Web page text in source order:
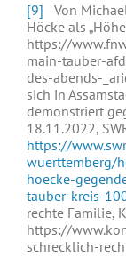
[9] Von
Höcke als
https://
main-tauber-
des-abends-
sich in
demonstriert
18.11.2022,
https://
wuerttemberg/
hoecke-
tauber-kreis-
rechte Familie,
https://
schrecklich-